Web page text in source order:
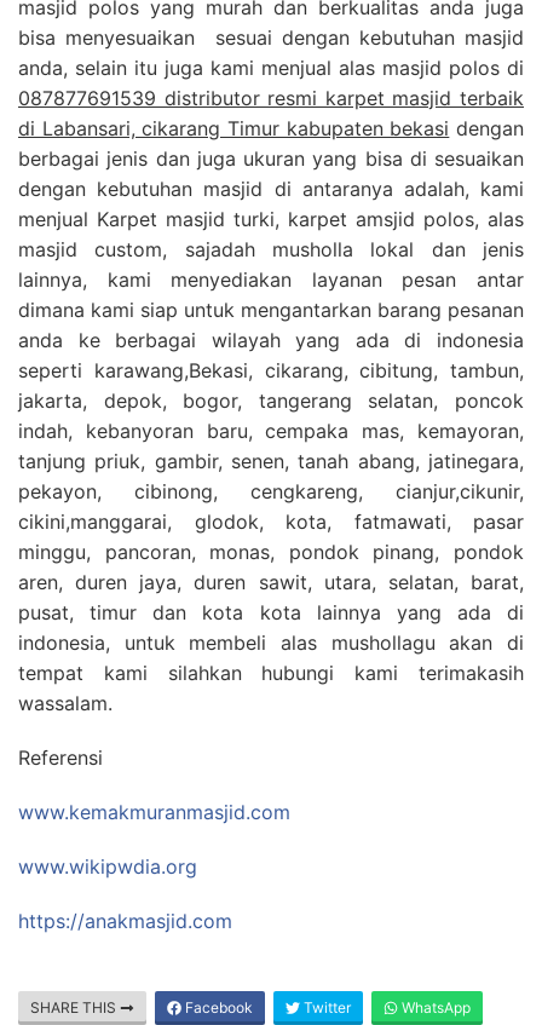
masjid polos yang murah dan berkualitas anda juga
bisa menyesuaikan sesuai dengan kebutuhan masjid
anda, selain itu juga kami menjual alas masjid polos di
087877691539 distributor resmi karpet masjid terbaik
di Labansari, cikarang Timur kabupaten bekasi dengan
berbagai jenis dan juga ukuran yang bisa di sesuaikan
dengan kebutuhan masjid di antaranya adalah, kami
menjual Karpet masjid turki, karpet amsjid polos, alas
masjid custom, sajadah musholla lokal dan jenis
lainnya, kami menyediakan layanan pesan antar
dimana kami siap untuk mengantarkan barang pesanan
anda ke berbagai wilayah yang ada di indonesia
seperti karawang,Bekasi, cikarang, cibitung, tambun,
jakarta, depok, bogor, tangerang selatan, poncok
indah, kebanyoran baru, cempaka mas, kemayoran,
tanjung priuk, gambir, senen, tanah abang, jatinegara,
pekayon, cibinong, cengkareng, cianjur,cikunir,
cikini,manggarai, glodok, kota, fatmawati, pasar
minggu, pancoran, monas, pondok pinang, pondok
aren, duren jaya, duren sawit, utara, selatan, barat,
pusat, timur dan kota kota lainnya yang ada di
indonesia, untuk membeli alas mushollagu akan di
tempat kami silahkan hubungi kami terimakasih
wassalam.
Referensi
www.kemakmuranmasjid.com
www.wikipwdia.org
https://anakmasjid.com
SHARE THIS Facebook Twitter WhatsApp